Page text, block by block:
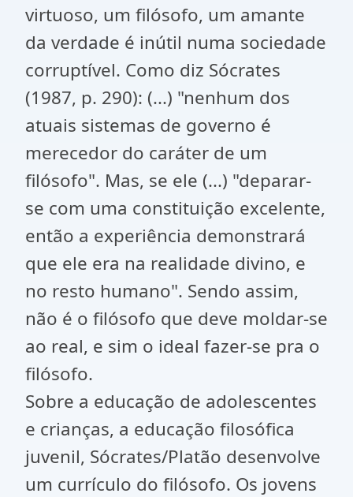
virtuoso, um filósofo, um amante
da verdade é inútil numa sociedade
corruptível. Como diz Sócrates
(1987, p. 290): (...) "nenhum dos
atuais sistemas de governo é
merecedor do caráter de um
filósofo". Mas, se ele (...) "deparar-
se com uma constituição excelente,
então a experiência demonstrará
que ele era na realidade divino, e
no resto humano". Sendo assim,
não é o filósofo que deve moldar-se
ao real, e sim o ideal fazer-se pra o
filósofo.
Sobre a educação de adolescentes
e crianças, a educação filosófica
juvenil, Sócrates/Platão desenvolve
um currículo do filósofo. Os jovens